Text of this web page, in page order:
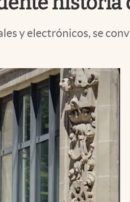
y electrónicos, se